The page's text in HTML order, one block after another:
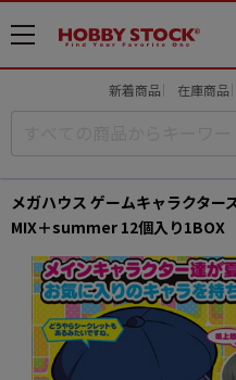
メ
ニ
新着商品 在庫商品
メガハウス ゲームキャラクター
MIX＋summer 12個入り1BOX